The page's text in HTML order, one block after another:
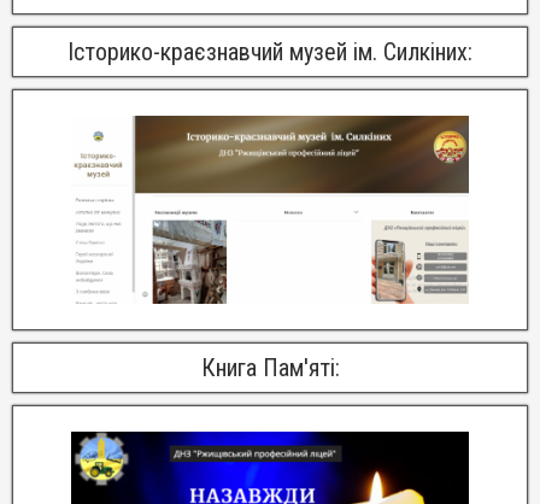
Історико-краєзнавчий музей ім. Силкіних:
Книга Пам'яті: